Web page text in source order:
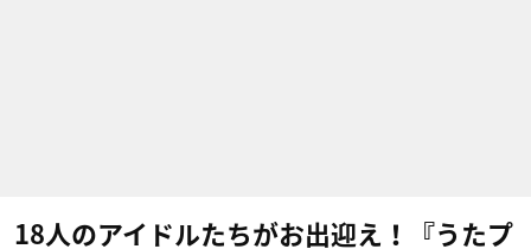
18人のアイドルたちがお出迎え！『うたプ